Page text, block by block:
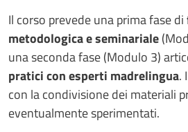
Il corso prevede una prima fase di
metodologica e seminariale
una seconda fase (Modulo 3)
pratici con esperti madrelingua.
con la condivisione dei materiali
eventualmente sperimentati.